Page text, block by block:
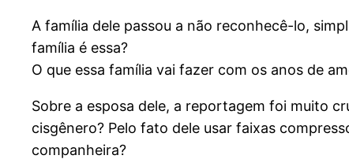
A família dele passou a não reconhecê-lo,
família é essa?
O que essa família vai fazer com os anos de
Sobre a esposa dele, a reportagem foi muito
cisgênero? Pelo fato dele usar faixas
companheira?